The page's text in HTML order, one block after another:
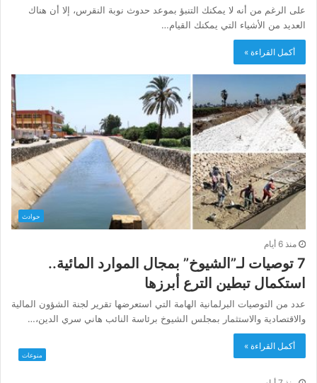
على الرغم من أنه لا يمكنك التنبؤ بموعد حدوث نوبة النقرس، إلا أن هناك
العديد من الأشياء التي يمكنك القيام…
أكمل القراءة »
حوادث
منذ 6 أيام
7 توصيات لـ”الشيوخ” بمجال الموارد المائية..
استكمال تبطين الترع أبرزها
عدد من التوصيات البرلمانية الهامة التي استعرضها تقرير لجنة الشؤون المالية
والاقتصادية والاستثمار بمجلس الشيوخ برئاسة النائب هاني سري الدين،…
أكمل القراءة »
منوعات